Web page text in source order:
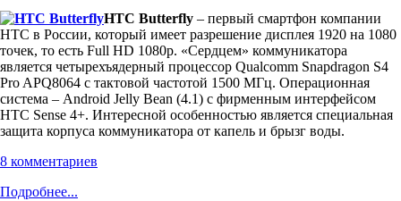
HTC Butterfly – первый смартфон компании
HTC в России, который имеет разрешение дисплея 1920 на 1080
точек, то есть Full HD 1080p. «Сердцем» коммуникатора
является четырехъядерный процессор Qualcomm Snapdragon S4
Pro APQ8064 с тактовой частотой 1500 МГц. Операционная
система – Android Jelly Bean (4.1) с фирменным интерфейсом
HTC Sense 4+. Интересной особенностью является специальная
защита корпуса коммуникатора от капель и брызг воды.
8 комментариев
Подробнее...